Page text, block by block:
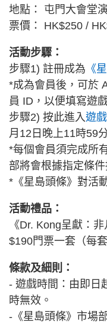
地點： 屯門大會堂
票價： HK$250 /
活動步驟：
步驟1) 註冊成為 《
*成為會員後，可於
員 ID，以便填寫遊
步驟2) 按此進入遊
月12日晚上11時59
*每個會員須完成所
部將會根據指定條件
*《星島頭條》對活
活動禮品：
《Dr. Kong呈獻：
$190門票一套（每
條款及細則：
- 遊戲時間：由即日
時無效。
-《星島頭條》市場